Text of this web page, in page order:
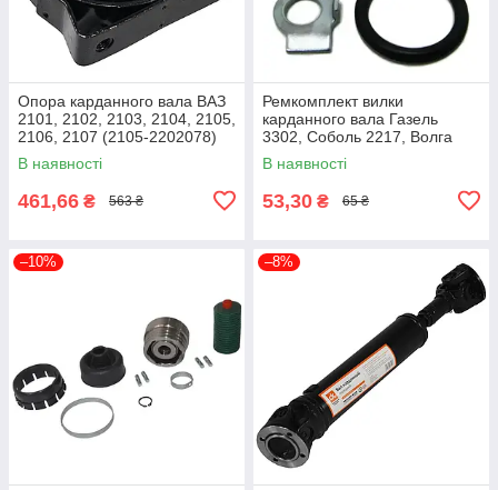
Опора карданного вала ВАЗ
2101, 2102, 2103, 2104, 2105,
2106, 2107 (2105-2202078)
Rider 2105-2202078
В наявності
461,66 ₴ 563 ₴
Ремкомплект вилки
карданного вала Газель
3302, Соболь 2217, Волга
31029, 3110, 31105 ДК 3302-
2200800
В наявності
53,30 ₴ 65 ₴
–10% –8%